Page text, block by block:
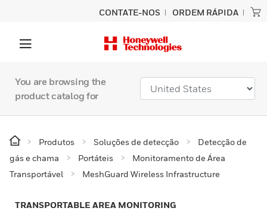
CONTATE-NOS ORDEM RÁPIDA
You are browsing the
product catalog for
Produtos Soluções de detecção
Detecção de
gás e chama
Portáteis
Monitoramento de Área
Transportável
MeshGuard Wireless Infrastructure
TRANSPORTABLE AREA MONITORING